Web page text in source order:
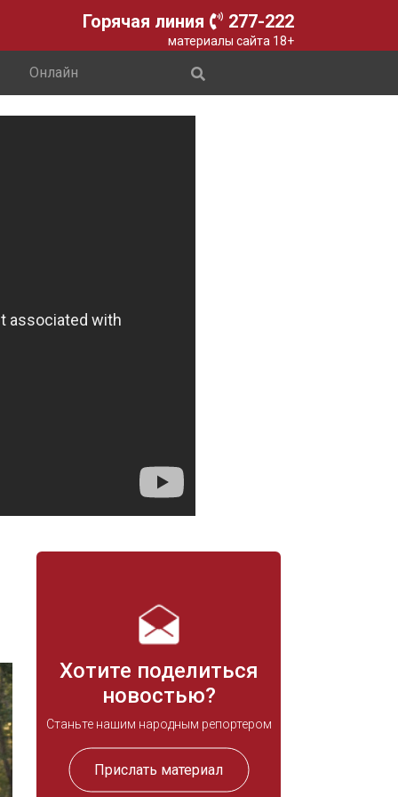
Горячая линия 277-222
материалы сайта 18+
Онлайн
Хотите поделиться
новостью?
Станьте нашим народным репортером
Прислать материал